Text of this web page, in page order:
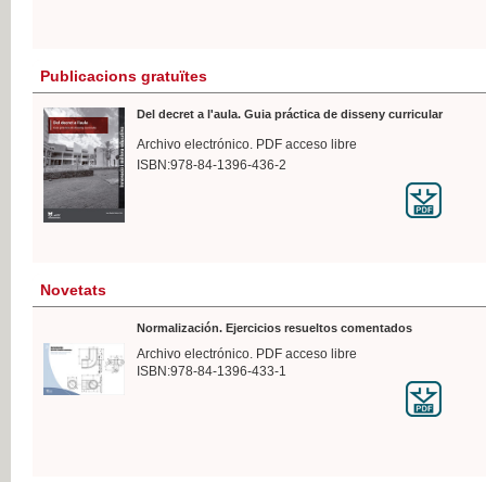
Publicacions gratuïtes
Del decret a l'aula. Guia práctica de disseny curricular
Archivo electrónico. PDF acceso libre
ISBN:978-84-1396-436-2
Novetats
Normalización. Ejercicios resueltos comentados
Archivo electrónico. PDF acceso libre
ISBN:978-84-1396-433-1